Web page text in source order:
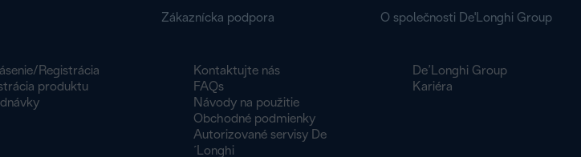
Registrácia
produktu
Zákaznícka podpora
Kontaktujte nás
FAQs
Návody na použitie
Obchodné podmienky
Autorizované servisy De
´Longhi
O společnosti De'Longhi Group
De’Longhi Group
Kariéra